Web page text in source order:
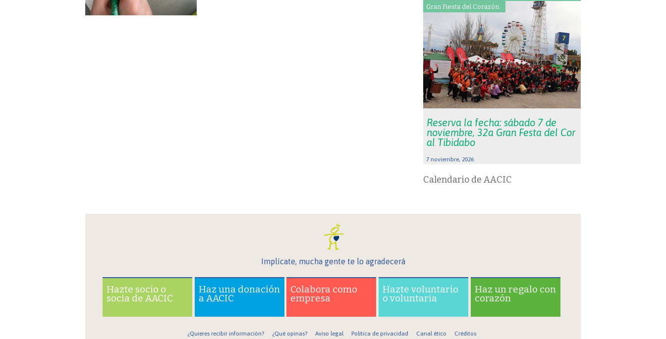
Gran Fiesta del Corazón.
Reserva la fecha: sábado 7 de
noviembre, 32a Gran Festa del Cor
al Tibidabo
7 noviembre, 2026
Calendario de AACIC
Implícate, mucha gente te lo agradecerá
Hazte socio o
socia de AACIC
Haz una donación
a AACIC
Colabora como
empresa
Hazte voluntario
o voluntaria
Haz un regalo con
corazón
¿Quieres recibir información? ¿Qué opinas? Aviso legal Política de privacidad Canal ético Créditos